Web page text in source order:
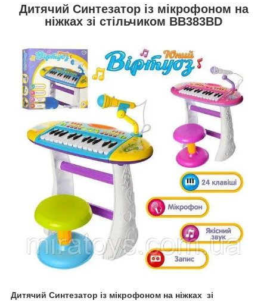
Дитячий Синтезатор із мікрофоном на
ніжках зі стільчиком BB383BD
Дитячий Синтезатор із мікрофоном на ніжках зі